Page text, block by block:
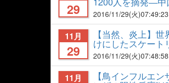
29 2016/11/29(火
11月
29
【当然、炎上】
けにしたスケート
2016/11/29(火
11月 【鳥インフルエ